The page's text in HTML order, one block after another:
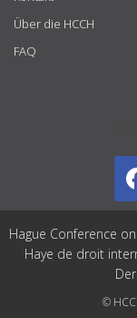
Über die HCCH
FAQ
Hague Conference
Haye de droit
©